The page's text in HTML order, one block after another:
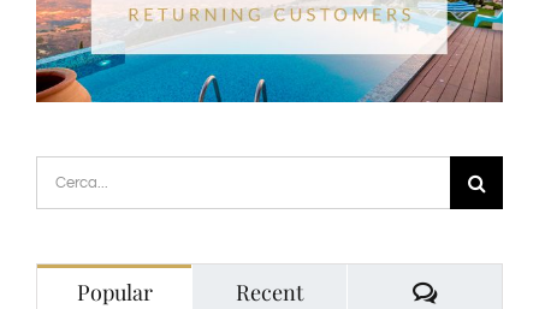
Cerca
per:
Popular Recent